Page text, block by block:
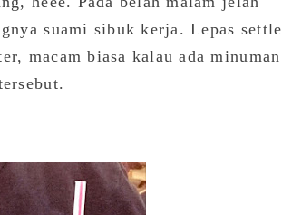
suami sibuk kerja. Lepas settle
macam biasa kalau ada minuman